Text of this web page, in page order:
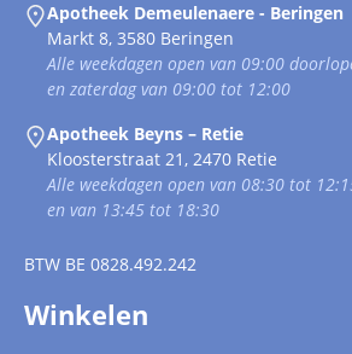
Apotheek Demeulenaere - Beringen
Markt 8, 3580 Beringen
Alle weekdagen open van 09:00
en zaterdag van 09:00 tot 12:00
Apotheek Beyns – Retie
Kloosterstraat 21, 2470 Retie
Alle weekdagen open van 08:30 tot
en van 13:45 tot 18:30
BTW BE 0828.492.242
Winkelen